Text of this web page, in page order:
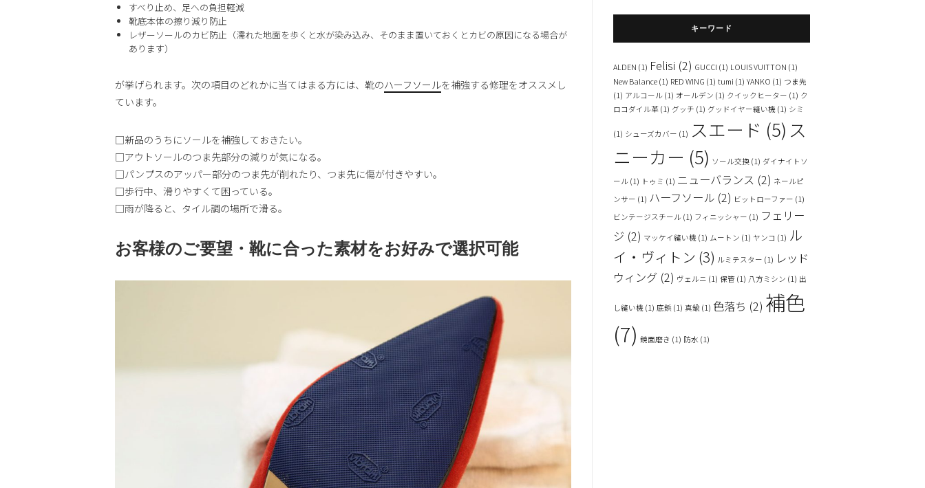
すべり止め、足への負担軽減
靴底本体の擦り減り防止
レザーソールのカビ防止（濡れた地面を歩くと水が染み込み、そのまま置いておくとカビの原因になる場合が
あります）
が挙げられます。次の項目のどれかに当てはまる方には、靴のハーフソールを補強する修理をオススメし
ています。
□新品のうちにソールを補強しておきたい。
□アウトソールのつま先部分の減りが気になる。
□パンプスのアッパー部分のつま先が削れたり、つま先に傷が付きやすい。
□歩行中、滑りやすくて困っている。
□雨が降ると、タイル調の場所で滑る。
お客様のご要望・靴に合った素材をお好みで選択可能
キーワード
ALDEN (1) Felisi (2) GUCCI (1) LOUIS VUITTON (1)
New Balance (1) RED WING (1) tumi (1) YANKO (1) つま先
(1) アルコール (1) オールデン (1) クイックヒーター (1) ク
ロコダイル革 (1) グッチ (1) グッドイヤー縫い機 (1) シミ
(1) シューズカバー (1) スエード (5) ス
ニーカー (5) ソール交換 (1) ダイナイトソ
ール (1) トゥミ (1) ニューバランス (2) ネールピ
ンサー (1) ハーフソール (2) ビットローファー (1)
ビンテージスチール (1) フィニッシャー (1) フェリー
ジ (2) マッケイ縫い機 (1) ムートン (1) ヤンコ (1) ル
イ・ヴィトン (3) ルミテスター (1) レッド
ウィング (2) ヴェルニ (1) 保管 (1) 八方ミシン (1) 出
し縫い機 (1) 底鋲 (1) 真鍮 (1) 色落ち (2) 補色
(7) 鏡面磨き (1) 防水 (1)